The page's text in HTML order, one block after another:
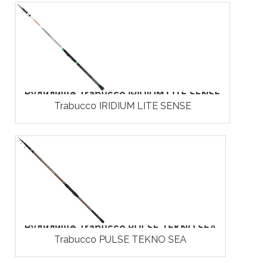
Вудилище Trabucco IRIDIUM LITE SENSE
Trabucco IRIDIUM LITE SENSE
Вудилище Trabucco PULSE TEKNO SEA
Trabucco PULSE TEKNO SEA